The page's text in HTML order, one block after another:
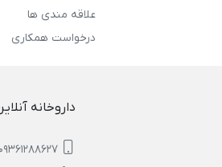
علاقه مندی ها
درخواست همکاری
داروخانه
09361288627 (از ساعت 9 تا 17)